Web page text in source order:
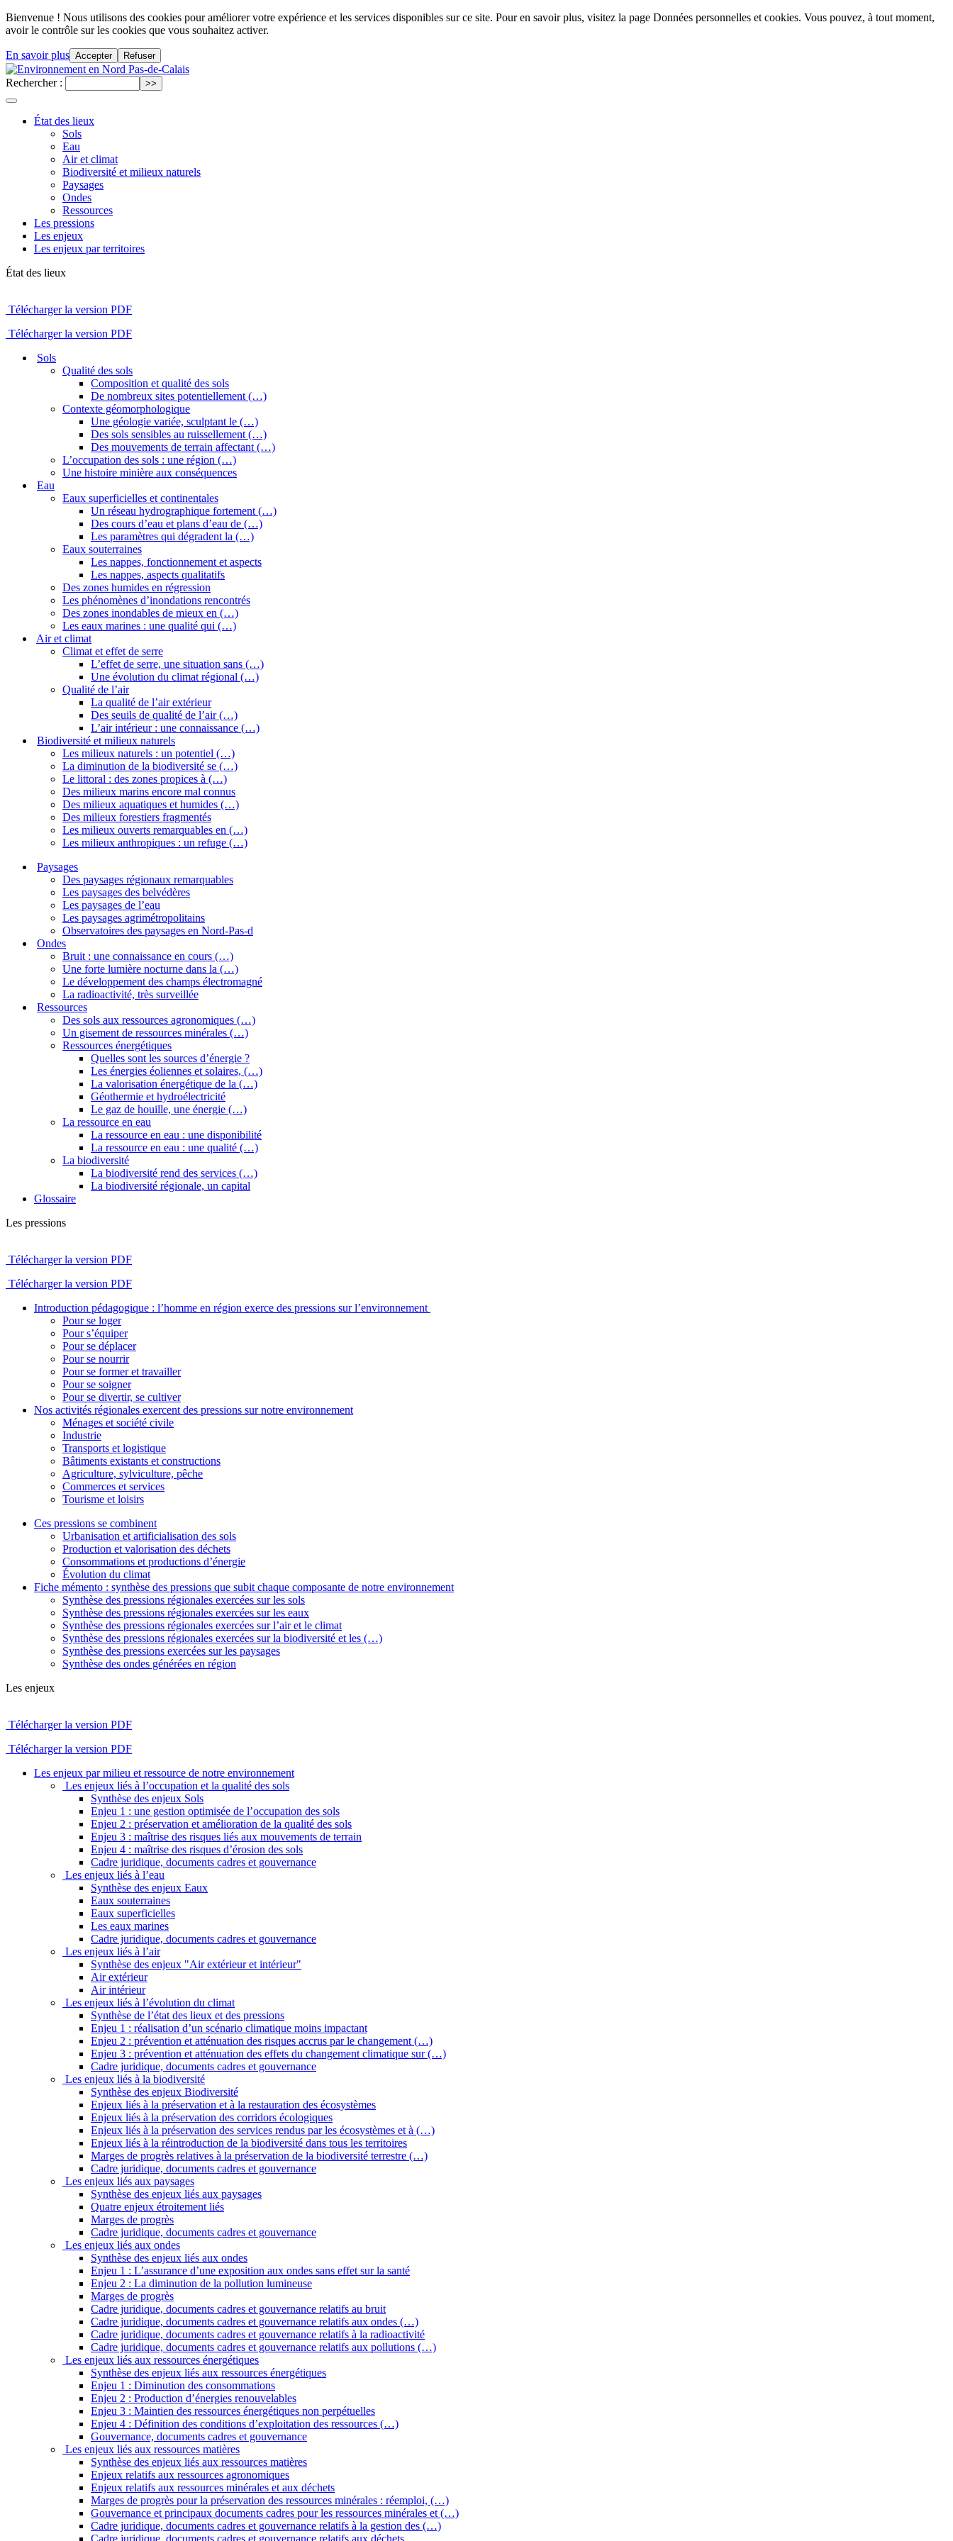
Bienvenue ! Nous utilisons des cookies pour améliorer votre expérience et les services disponibles sur ce site. Pour en savoir plus, visitez la page Données personnelles et cookies. Vous pouvez, à tout moment,
avoir le contrôle sur les cookies que vous souhaitez activer.
En savoir plus Accepter Refuser
Rechercher :
État des lieux
Sols
Eau
Air et climat
Biodiversité et milieux naturels
Paysages
Ondes
Ressources
Les pressions
Les enjeux
Les enjeux par territoires
État des lieux
Télécharger la version PDF
Télécharger la version PDF
Sols
Qualité des sols
Composition et qualité des sols
De nombreux sites potentiellement (…)
Contexte géomorphologique
Une géologie variée, sculptant le (…)
Des sols sensibles au ruissellement (…)
Des mouvements de terrain affectant (…)
L’occupation des sols : une région (…)
Une histoire minière aux conséquences
Eau
Eaux superficielles et continentales
Un réseau hydrographique fortement (…)
Des cours d’eau et plans d’eau de (…)
Les paramètres qui dégradent la (…)
Eaux souterraines
Les nappes, fonctionnement et aspects
Les nappes, aspects qualitatifs
Des zones humides en régression
Les phénomènes d’inondations rencontrés
Des zones inondables de mieux en (…)
Les eaux marines : une qualité qui (…)
Air et climat
Climat et effet de serre
L’effet de serre, une situation sans (…)
Une évolution du climat régional (…)
Qualité de l’air
La qualité de l’air extérieur
Des seuils de qualité de l’air (…)
L’air intérieur : une connaissance (…)
Biodiversité et milieux naturels
Les milieux naturels : un potentiel (…)
La diminution de la biodiversité se (…)
Le littoral : des zones propices à (…)
Des milieux marins encore mal connus
Des milieux aquatiques et humides (…)
Des milieux forestiers fragmentés
Les milieux ouverts remarquables en (…)
Les milieux anthropiques : un refuge (…)
Paysages
Des paysages régionaux remarquables
Les paysages des belvédères
Les paysages de l’eau
Les paysages agrimétropolitains
Observatoires des paysages en Nord-Pas-d
Ondes
Bruit : une connaissance en cours (…)
Une forte lumière nocturne dans la (…)
Le développement des champs électromagné
La radioactivité, très surveillée
Ressources
Des sols aux ressources agronomiques (…)
Un gisement de ressources minérales (…)
Ressources énergétiques
Quelles sont les sources d’énergie ?
Les énergies éoliennes et solaires, (…)
La valorisation énergétique de la (…)
Géothermie et hydroélectricité
Le gaz de houille, une énergie (…)
La ressource en eau
La ressource en eau : une disponibilité
La ressource en eau : une qualité (…)
La biodiversité
La biodiversité rend des services (…)
La biodiversité régionale, un capital
Glossaire
Les pressions
Télécharger la version PDF
Télécharger la version PDF
Introduction pédagogique : l’homme en région exerce des pressions sur l’environnement
Pour se loger
Pour s’équiper
Pour se déplacer
Pour se nourrir
Pour se former et travailler
Pour se soigner
Pour se divertir, se cultiver
Nos activités régionales exercent des pressions sur notre environnement
Ménages et société civile
Industrie
Transports et logistique
Bâtiments existants et constructions
Agriculture, sylviculture, pêche
Commerces et services
Tourisme et loisirs
Ces pressions se combinent
Urbanisation et artificialisation des sols
Production et valorisation des déchets
Consommations et productions d’énergie
Évolution du climat
Fiche mémento : synthèse des pressions que subit chaque composante de notre environnement
Synthèse des pressions régionales exercées sur les sols
Synthèse des pressions régionales exercées sur les eaux
Synthèse des pressions régionales exercées sur l’air et le climat
Synthèse des pressions régionales exercées sur la biodiversité et les (…)
Synthèse des pressions exercées sur les paysages
Synthèse des ondes générées en région
Les enjeux
Télécharger la version PDF
Télécharger la version PDF
Les enjeux par milieu et ressource de notre environnement
Les enjeux liés à l’occupation et la qualité des sols
Synthèse des enjeux Sols
Enjeu 1 : une gestion optimisée de l’occupation des sols
Enjeu 2 : préservation et amélioration de la qualité des sols
Enjeu 3 : maîtrise des risques liés aux mouvements de terrain
Enjeu 4 : maîtrise des risques d’érosion des sols
Cadre juridique, documents cadres et gouvernance
Les enjeux liés à l’eau
Synthèse des enjeux Eaux
Eaux souterraines
Eaux superficielles
Les eaux marines
Cadre juridique, documents cadres et gouvernance
Les enjeux liés à l’air
Synthèse des enjeux "Air extérieur et intérieur"
Air extérieur
Air intérieur
Les enjeux liés à l’évolution du climat
Synthèse de l’état des lieux et des pressions
Enjeu 1 : réalisation d’un scénario climatique moins impactant
Enjeu 2 : prévention et atténuation des risques accrus par le changement (…)
Enjeu 3 : prévention et atténuation des effets du changement climatique sur (…)
Cadre juridique, documents cadres et gouvernance
Les enjeux liés à la biodiversité
Synthèse des enjeux Biodiversité
Enjeux liés à la préservation et à la restauration des écosystèmes
Enjeux liés à la préservation des corridors écologiques
Enjeux liés à la préservation des services rendus par les écosystèmes et à (…)
Enjeux liés à la réintroduction de la biodiversité dans tous les territoires
Marges de progrès relatives à la préservation de la biodiversité terrestre (…)
Cadre juridique, documents cadres et gouvernance
Les enjeux liés aux paysages
Synthèse des enjeux liés aux paysages
Quatre enjeux étroitement liés
Marges de progrès
Cadre juridique, documents cadres et gouvernance
Les enjeux liés aux ondes
Synthèse des enjeux liés aux ondes
Enjeu 1 : L’assurance d’une exposition aux ondes sans effet sur la santé
Enjeu 2 : La diminution de la pollution lumineuse
Marges de progrès
Cadre juridique, documents cadres et gouvernance relatifs au bruit
Cadre juridique, documents cadres et gouvernance relatifs aux ondes (…)
Cadre juridique, documents cadres et gouvernance relatifs à la radioactivité
Cadre juridique, documents cadres et gouvernance relatifs aux pollutions (…)
Les enjeux liés aux ressources énergétiques
Synthèse des enjeux liés aux ressources énergétiques
Enjeu 1 : Diminution des consommations
Enjeu 2 : Production d’énergies renouvelables
Enjeu 3 : Maintien des ressources énergétiques non perpétuelles
Enjeu 4 : Définition des conditions d’exploitation des ressources (…)
Gouvernance, documents cadres et gouvernance
Les enjeux liés aux ressources matières
Synthèse des enjeux liés aux ressources matières
Enjeux relatifs aux ressources agronomiques
Enjeux relatifs aux ressources minérales et aux déchets
Marges de progrès pour la préservation des ressources minérales : réemploi, (…)
Gouvernance et principaux documents cadres pour les ressources minérales et (…)
Cadre juridique, documents cadres et gouvernance relatifs à la gestion des (…)
Cadre juridique, documents cadres et gouvernance relatifs aux déchets